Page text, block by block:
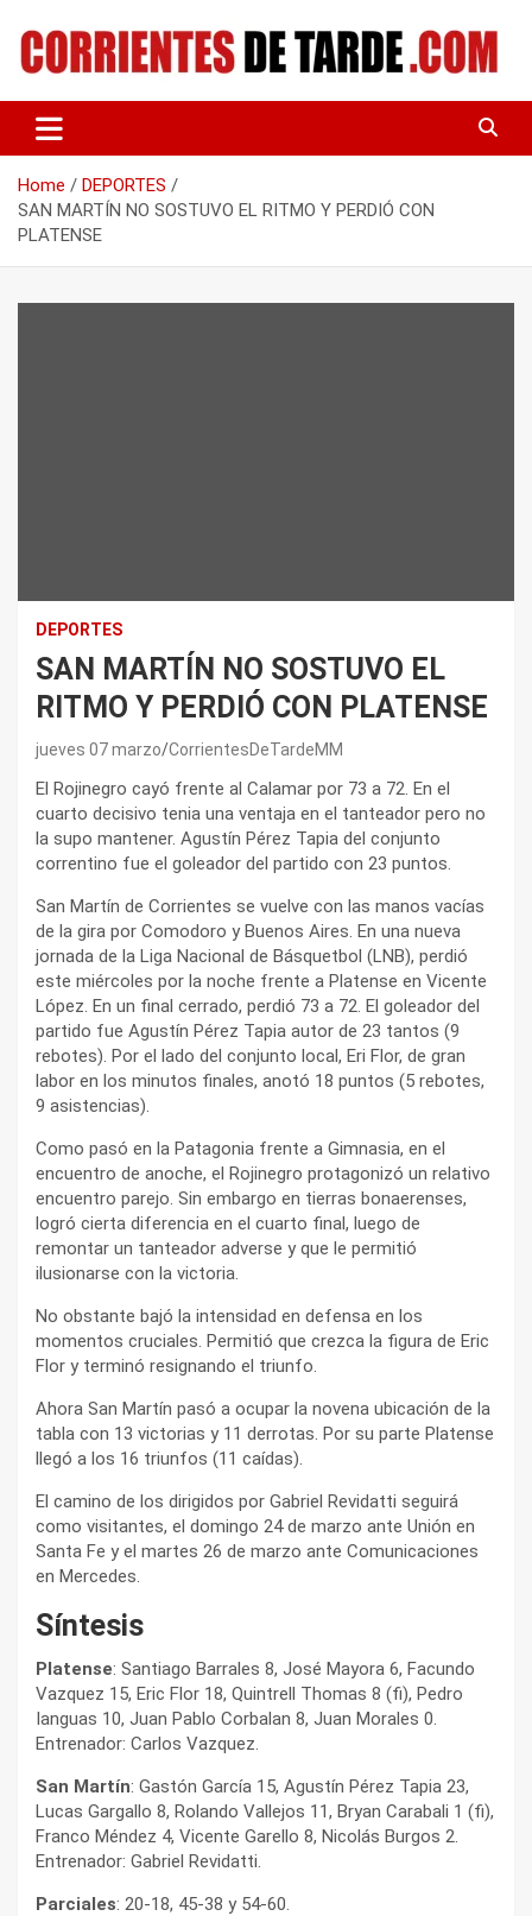
content
CORRIENTES DE TARDE
Home
DEPORTES
SAN MARTÍN NO SOSTUVO EL RITMO Y PERDIÓ CON
PLATENSE
DEPORTES
SAN MARTÍN NO SOSTUVO EL
RITMO Y PERDIÓ CON PLATENSE
jueves 07 marzo CorrientesDeTardeMM
El Rojinegro cayó frente al Calamar por 73 a 72. En el
cuarto decisivo tenia una ventaja en el tanteador pero no
la supo mantener. Agustín Pérez Tapia del conjunto
correntino fue el goleador del partido con 23 puntos.
San Martín de Corrientes se vuelve con las manos vacías
de la gira por Comodoro y Buenos Aires. En una nueva
jornada de la Liga Nacional de Básquetbol (LNB), perdió
este miércoles por la noche frente a Platense en Vicente
López. En un final cerrado, perdió 73 a 72. El goleador del
partido fue Agustín Pérez Tapia autor de 23 tantos (9
rebotes). Por el lado del conjunto local, Eri Flor, de gran
labor en los minutos finales, anotó 18 puntos (5 rebotes,
9 asistencias).
Como pasó en la Patagonia frente a Gimnasia, en el
encuentro de anoche, el Rojinegro protagonizó un relativo
encuentro parejo. Sin embargo en tierras bonaerenses,
logró cierta diferencia en el cuarto final, luego de
remontar un tanteador adverse y que le permitió
ilusionarse con la victoria.
No obstante bajó la intensidad en defensa en los
momentos cruciales. Permitió que crezca la figura de Eric
Flor y terminó resignando el triunfo.
Ahora San Martín pasó a ocupar la novena ubicación de la
tabla con 13 victorias y 11 derrotas. Por su parte Platense
llegó a los 16 triunfos (11 caídas).
El camino de los dirigidos por Gabriel Revidatti seguirá
como visitantes, el domingo 24 de marzo ante Unión en
Santa Fe y el martes 26 de marzo ante Comunicaciones
en Mercedes.
Síntesis
Platense: Santiago Barrales 8, José Mayora 6, Facundo
Vazquez 15, Eric Flor 18, Quintrell Thomas 8 (fi), Pedro
Ianguas 10, Juan Pablo Corbalan 8, Juan Morales 0.
Entrenador: Carlos Vazquez.
San Martín: Gastón García 15, Agustín Pérez Tapia 23,
Lucas Gargallo 8, Rolando Vallejos 11, Bryan Carabali 1 (fi),
Franco Méndez 4, Vicente Garello 8, Nicolás Burgos 2.
Entrenador: Gabriel Revidatti.
Parciales: 20-18, 45-38 y 54-60.